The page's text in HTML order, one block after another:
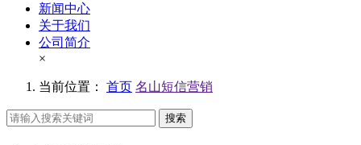
新闻中心
关于我们
公司简介
×
当前位置： 首页 名山短信营销
搜索